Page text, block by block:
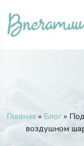
Главная » Блог»
воздушном